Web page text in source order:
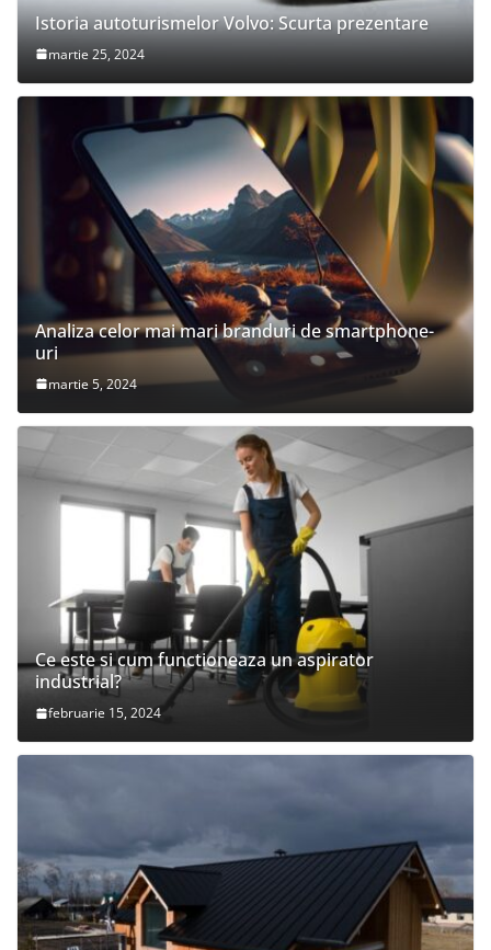
Istoria autoturismelor Volvo: Scurta prezentare
martie 25, 2024
Analiza celor mai mari branduri de smartphone-
uri
martie 5, 2024
Ce este si cum functioneaza un aspirator
industrial?
februarie 15, 2024